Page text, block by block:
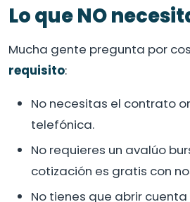
Lo que NO
Mucha gente pregunta por
requisito:
No necesitas el contrato
telefónica.
No requieres un avalúo
cotización es gratis con
No tienes que abrir